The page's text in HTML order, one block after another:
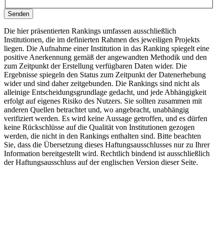
Senden
Die hier präsentierten Rankings umfassen ausschließlich
Institutionen, die im definierten Rahmen des jeweiligen Projekts
liegen. Die Aufnahme einer Institution in das Ranking spiegelt eine
positive Anerkennung gemäß der angewandten Methodik und den
zum Zeitpunkt der Erstellung verfügbaren Daten wider. Die
Ergebnisse spiegeln den Status zum Zeitpunkt der Datenerhebung
wider und sind daher zeitgebunden. Die Rankings sind nicht als
alleinige Entscheidungsgrundlage gedacht, und jede Abhängigkeit
erfolgt auf eigenes Risiko des Nutzers. Sie sollten zusammen mit
anderen Quellen betrachtet und, wo angebracht, unabhängig
verifiziert werden. Es wird keine Aussage getroffen, und es dürfen
keine Rückschlüsse auf die Qualität von Institutionen gezogen
werden, die nicht in den Rankings enthalten sind. Bitte beachten
Sie, dass die Übersetzung dieses Haftungsausschlusses nur zu Ihrer
Information bereitgestellt wird. Rechtlich bindend ist ausschließlich
der Haftungsausschluss auf der englischen Version dieser Seite.